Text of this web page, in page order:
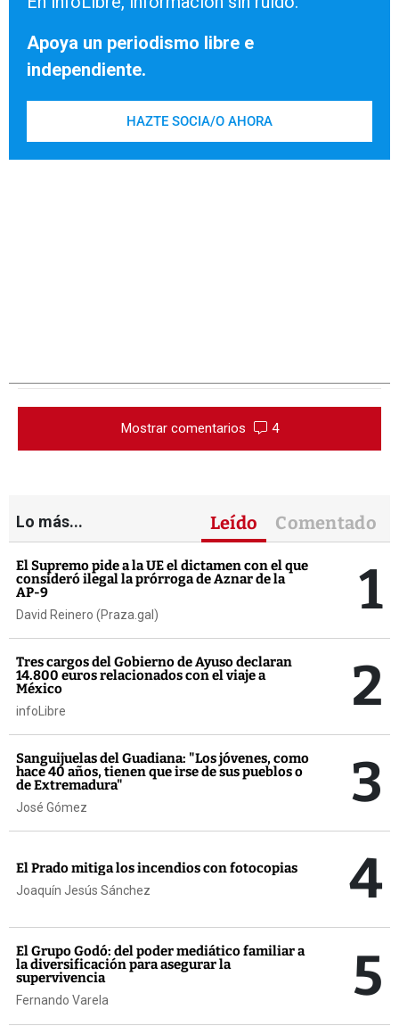
Apoya un periodismo libre e
independiente.
HAZTE SOCIA/O AHORA
Mostrar comentarios 4
Lo más... Leído Comentado
El Supremo pide a la UE el dictamen con el que
consideró ilegal la prórroga de Aznar de la
AP-9
David Reinero (Praza.gal) 1
Tres cargos del Gobierno de Ayuso declaran
14.800 euros relacionados con el viaje a
México
infoLibre 2
Sanguijuelas del Guadiana: "Los jóvenes, como
hace 40 años, tienen que irse de sus pueblos o
de Extremadura"
José Gómez 3
El Prado mitiga los incendios con fotocopias
Joaquín Jesús Sánchez 4
El Grupo Godó: del poder mediático familiar a
la diversificación para asegurar la
supervivencia
Fernando Varela 5